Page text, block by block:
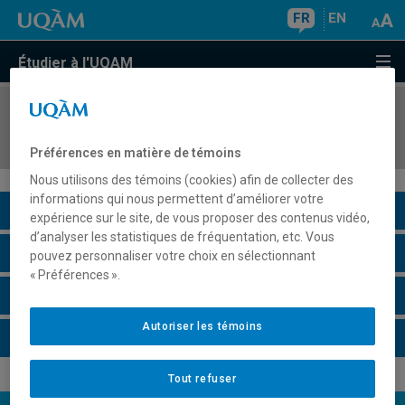
FR EN
Étudier à l'UQAM
COURS//
Description du cours
Horaire - Été 2026
Préférences en matière de témoins
Nous utilisons des témoins (cookies) afin de collecter des
informations qui nous permettent d’améliorer votre
expérience sur le site, de vous proposer des contenus vidéo,
d’analyser les statistiques de fréquentation, etc. Vous
pouvez personnaliser votre choix en sélectionnant
« Préférences ».
Tout refuser
Autoriser les témoins